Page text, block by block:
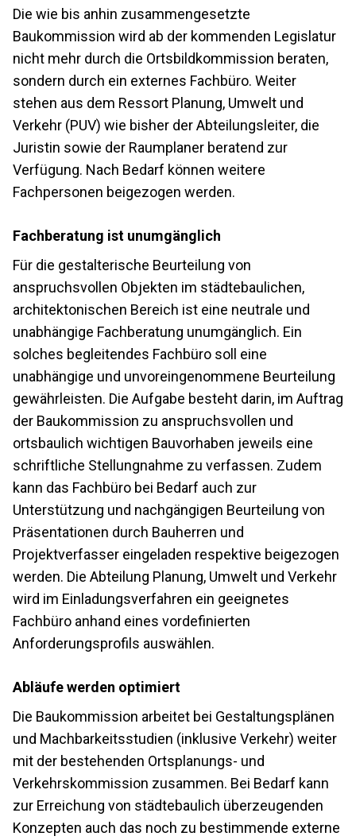
Die wie bis anhin zusammengesetzte
Baukommission wird ab der kommenden Legislatur
nicht mehr durch die Ortsbildkommission beraten,
sondern durch ein externes Fachbüro. Weiter
stehen aus dem Ressort Planung, Umwelt und
Verkehr (PUV) wie bisher der Abteilungsleiter, die
Juristin sowie der Raumplaner beratend zur
Verfügung. Nach Bedarf können weitere
Fachpersonen beigezogen werden.
Fachberatung ist unumgänglich
Für die gestalterische Beurteilung von
anspruchsvollen Objekten im städtebaulichen,
architektonischen Bereich ist eine neutrale und
unabhängige Fachberatung unumgänglich. Ein
solches begleitendes Fachbüro soll eine
unabhängige und unvoreingenommene Beurteilung
gewährleisten. Die Aufgabe besteht darin, im Auftrag
der Baukommission zu anspruchsvollen und
ortsbaulich wichtigen Bauvorhaben jeweils eine
schriftliche Stellungnahme zu verfassen. Zudem
kann das Fachbüro bei Bedarf auch zur
Unterstützung und nachgängigen Beurteilung von
Präsentationen durch Bauherren und
Projektverfasser eingeladen respektive beigezogen
werden. Die Abteilung Planung, Umwelt und Verkehr
wird im Einladungsverfahren ein geeignetes
Fachbüro anhand eines vordefinierten
Anforderungsprofils auswählen.
Abläufe werden optimiert
Die Baukommission arbeitet bei Gestaltungsplänen
und Machbarkeitsstudien (inklusive Verkehr) weiter
mit der bestehenden Ortsplanungs- und
Verkehrskommission zusammen. Bei Bedarf kann
zur Erreichung von städtebaulich überzeugenden
Konzepten auch das noch zu bestimmende externe